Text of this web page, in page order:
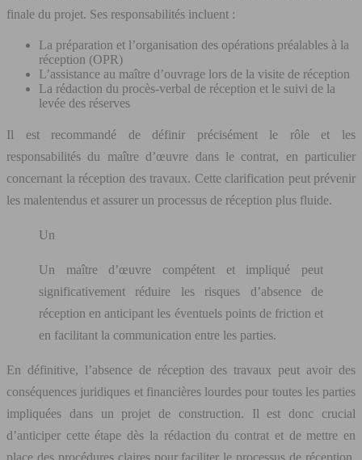
finale du projet. Ses responsabilités incluent :
La préparation et l’organisation des opérations préalables à la
réception (OPR)
L’assistance au maître d’ouvrage lors de la visite de réception
La rédaction du procès-verbal de réception et le suivi de la
levée des réserves
Il est recommandé de définir précisément le rôle et les
responsabilités du maître d’œuvre dans le contrat, en particulier
concernant la réception des travaux. Cette clarification peut prévenir
les malentendus et assurer un processus de réception plus fluide.
Un
Un maître d’œuvre compétent et impliqué peut
significativement réduire les risques d’absence de
réception en anticipant les éventuels points de friction et
en facilitant la communication entre les parties.
En définitive, l’absence de réception des travaux peut avoir des
conséquences juridiques et financières lourdes pour toutes les parties
impliquées dans un projet de construction. Il est donc crucial
d’anticiper cette étape dès la rédaction du contrat et de mettre en
place des procédures claires pour faciliter le processus de réception.